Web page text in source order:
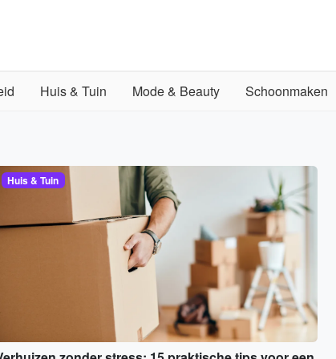
Huis & Tuin Mode & Beauty Schoonmaken
Huis & Tuin